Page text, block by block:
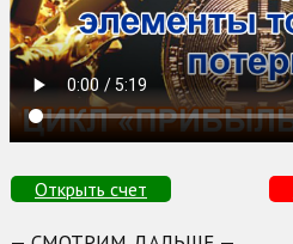
Открыть счет